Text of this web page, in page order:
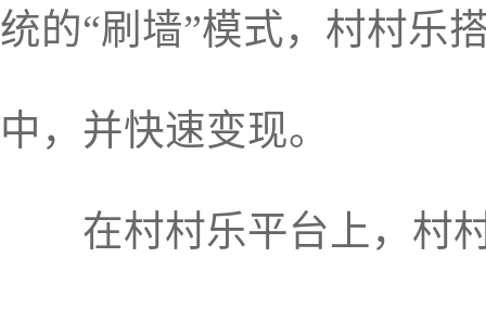
统的“刷墙”模式，村村乐
中，并快速变现。
在村村乐平台上，村村